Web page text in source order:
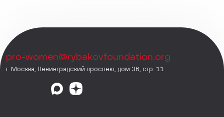
pro-women@rybakovfoundation.org
г. Москва, Ленинградский проспект, дом 36, стр. 11